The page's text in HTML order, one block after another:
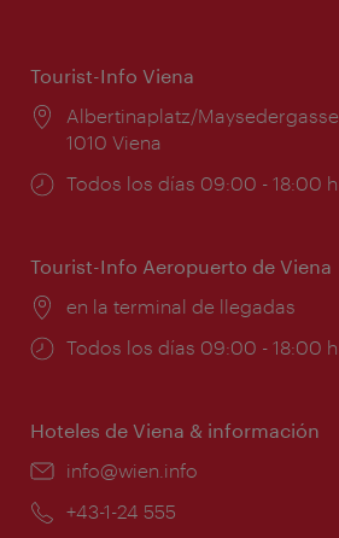
Tourist-Info Viena
Lugar:
Albertinaplatz/Maysedergasse
1010 Viena
Horarios
Todos los días 09:00 - 18:00 h
Tourist-Info Aeropuerto de Viena
Lugar:
en la terminal de llegadas
Horarios
Todos los días 09:00 - 18:00 h
Hoteles de Viena & información
e-
info@wien.info
Teléfono:
+43-1-24 555